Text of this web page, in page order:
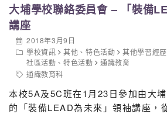
大埔學校聯絡委員會 – 「裝備
講座
2018年3月9日
學校資訊
其他 、特色活動 其他學習經歷
社區活動 、特色活動
通識教育
通識教育科
本校5A及5C班在1月23日參加由大
的「裝備LEAD為未來」領袖講座，